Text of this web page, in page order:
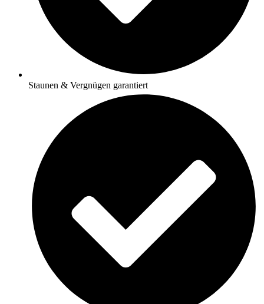
Staunen & Vergnügen garantiert